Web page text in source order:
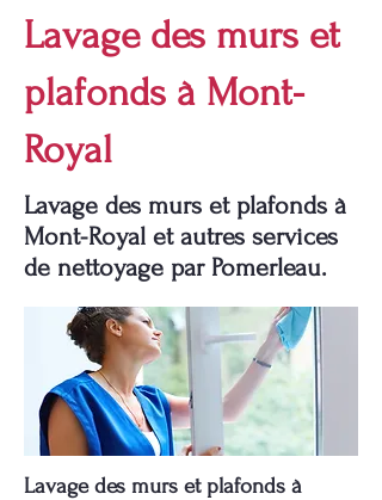
Lavage des murs et
plafonds à Mont-
Royal
Lavage des murs et plafonds à
Mont-Royal et autres services
de nettoyage par Pomerleau.
Lavage des murs et plafonds à